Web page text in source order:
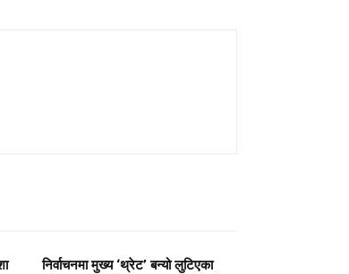
निर्वाचनमा मुख्य ‘थ्रेट’ बन्यो लुटिएका